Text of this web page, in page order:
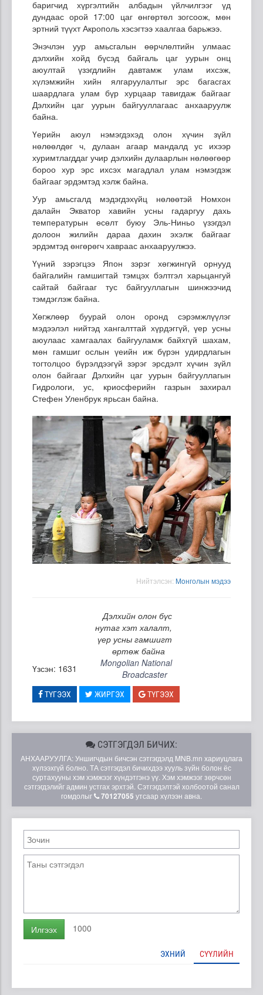
баригчид хүргэлтийн албадын үйлчилгээг үд
дундаас орой 17:00 цаг өнгөртөл зогсоож, мөн
эртний түүхт Акрополь хэсэгтээ хаалгаа барьжээ.
Энэчлэн уур амьсгалын өөрчлөлтийн улмаас
дэлхийн хойд бүсэд байгаль цаг уурын онц
аюултай үзэгдлийн давтамж улам ихсэж,
хүлэмжийн хийн ялгаруулалтыг эрс багасгах
шаардлага улам бүр хурцаар тавигдаж байгааг
Дэлхийн цаг уурын байгууллагаас анхааруулж
байна.
Үерийн аюул нэмэгдэхэд олон хүчин зүйл
нөлөөлдөг ч, дулаан агаар мандалд ус ихээр
хуримтлагддаг учир дэлхийн дулаарлын нөлөөгөөр
бороо хур эрс ихсэх магадлал улам нэмэгдэж
байгааг эрдэмтэд хэлж байна.
Уур амьсгалд мэдэгдэхүйц нөлөөтэй Номхон
далайн Экватор хавийн усны гадаргуу дахь
температурын өсөлт буюу Эль-Ниньо үзэгдэл
долоон жилийн дараа дахин эхэлж байгааг
эрдэмтэд өнгөрөгч хавраас анхааруулжээ.
Үүний зэрэгцээ Япон зэрэг хөгжингүй орнууд
байгалийн гамшигтай тэмцэх бэлтгэл харьцангуй
сайтай байгааг тус байгууллагын шинжээчид
тэмдэглэж байна.
Хөгжлөөр буурай олон оронд сэрэмжлүүлэг
мэдээлэл нийтэд хангалттай хүрдэггүй, үер усны
аюулаас хамгаалах байгууламж байхгүй шахам,
мөн гамшиг ослын үеийн иж бүрэн удирдлагын
тогтолцоо бүрэлдээгүй зэрэг эрсдэлт хүчин зүйл
олон байгааг Дэлхийн цаг уурын байгууллагын
Гидрологи, ус, криосферийн газрын захирал
Стефен Уленбрук ярьсан байна.
Нийтэлсэн: Moнголын мэдээ
Дэлхийн олон бүс
нутаг хэт халалт,
үер усны гамшигт
өртөж байна
Үзсэн: 1631
Mongolian National
Broadcaster
ТҮГЭЭХ ЖИРГЭХ ТҮГЭЭХ
СЭТГЭГДЭЛ БИЧИХ:
АНХААРУУЛГА: Уншигчдын бичсэн сэтгэгдэлд MNB.mn хариуцлага
хүлээхгүй болно. ТА сэтгэгдэл бичихдээ хууль зүйн болон ёс
суртахууны хэм хэмжээг хүндэтгэнэ үү. Хэм хэмжээг зөрчсөн
сэтгэгдэлийг админ устгах эрхтэй. Сэтгэгдэлтэй холбоотой санал
гомдолыг
70127055 утсаар хүлээн авна.
Илгээх 1000
ЭХНИЙ СҮҮЛИЙН